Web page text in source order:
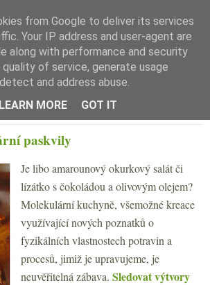
☰ Menu
paskvily
Je libo amarounový okurkový salát či
lízátko s čokoládou a olivovým olejem?
Molekulární kuchyně, všemožné kreace
využívající nových poznatků o
fyzikálních vlastnostech potravin a
procesů, jimiž je upravujeme, je
neuvěřitelná zábava. Sledovat výtvory
from Google to deliver its services
Your IP address and user-agent are
along with performance and security
of service, generate usage
and address abuse.
LEARN MORE
GOT IT